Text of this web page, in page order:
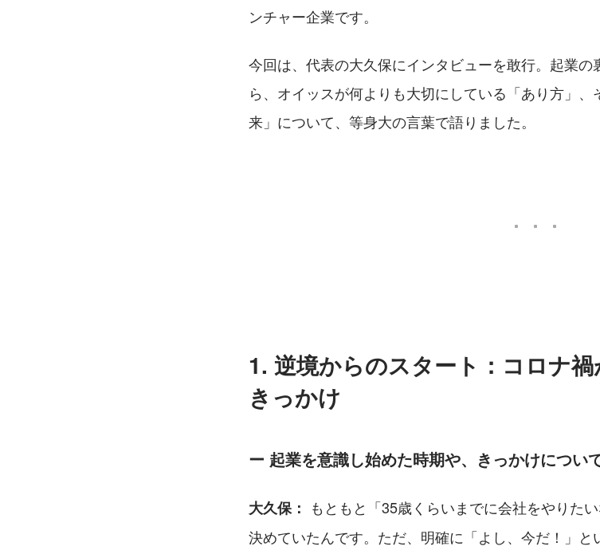
ンチャー企業です。
今回は、代表の大久保にインタビューを敢行。起業
ら、オイッスが何よりも大切にしている「あり方」
来」について、等身大の言葉で語りました。
1. 逆境からのスタート：コロナ
きっかけ
ー 起業を意識し始めた時期や、きっかけについ
大久保： もともと「35歳くらいまでに会社をやりた
決めていたんです。ただ、明確に「よし、今だ！」